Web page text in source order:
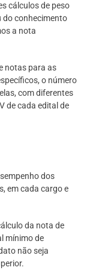
cálculos de peso
do conhecimento
a nota
notas para as
o número
com diferentes
de cada edital de
dos
em cada cargo e
da nota de
mínimo de
não seja